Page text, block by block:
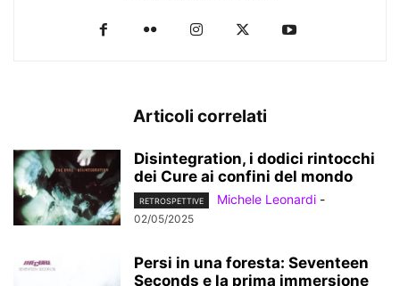
Articoli correlati
Disintegration, i dodici rintocchi
dei Cure ai confini del mondo
RETROSPETTIVE Michele Leonardi -
02/05/2025
Persi in una foresta: Seventeen
Seconds e la prima immersione